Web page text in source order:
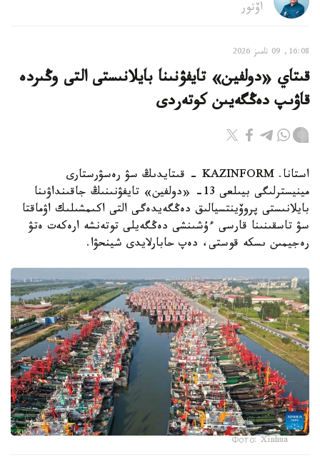
اۆتور
16:08, 09 تامىز 2026
قىتاي «دولفين» تايفۋنىنا بايلانىستى التى وڭىردە
قاۋىپ دەڭگەيىن كوتەردى
استانا. KAZINFORM - قىتايدىڭ سۋ رەسۋرستارى
مينيسترلىگى بيىلعى 13- «دولفين» تايفۋنىنىڭ جاقىنداۋىنا
بايلانىستى پروۆينتسيالىق دەڭگەيدەگى التى اكىمشىلىك اۋماقتا
سۋ تاسقىنىنا قارسى ءۇشىنشى دەڭگەيلى توتەنشە ارەكەت ەتۋ
رەجيمىن ىسكە قوستى، دەپ حابارلايدى شينحۋا.
Фото: Xinhua